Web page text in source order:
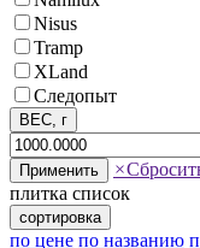
Nisus
Tramp
XLand
Следопыт
ВЕС, г
Применить ×
плитка список
сортировка
по цене по названию